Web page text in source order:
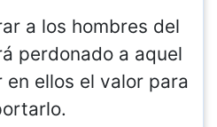
a los hombres del
perdonado a aquel
en ellos el valor para